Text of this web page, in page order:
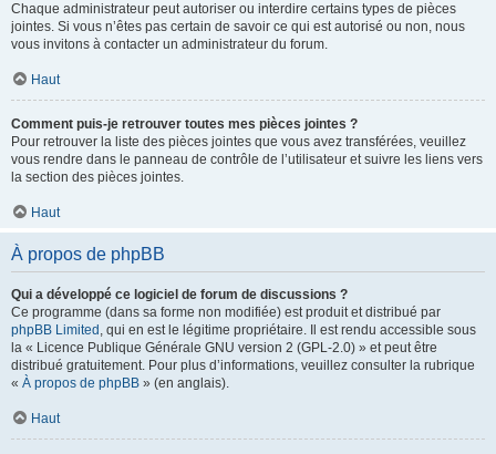
Chaque administrateur peut autoriser ou interdire certains types de pièces
jointes. Si vous n’êtes pas certain de savoir ce qui est autorisé ou non, nous
vous invitons à contacter un administrateur du forum.
Haut
Comment puis-je retrouver toutes mes pièces jointes ?
Pour retrouver la liste des pièces jointes que vous avez transférées, veuillez
vous rendre dans le panneau de contrôle de l’utilisateur et suivre les liens vers
la section des pièces jointes.
Haut
À propos de phpBB
Qui a développé ce logiciel de forum de discussions ?
Ce programme (dans sa forme non modifiée) est produit et distribué par
phpBB Limited , qui en est le légitime propriétaire. Il est rendu accessible sous
la « Licence Publique Générale GNU version 2 (GPL-2.0) » et peut être
distribué gratuitement. Pour plus d’informations, veuillez consulter la rubrique
« À propos de phpBB » (en anglais).
Haut